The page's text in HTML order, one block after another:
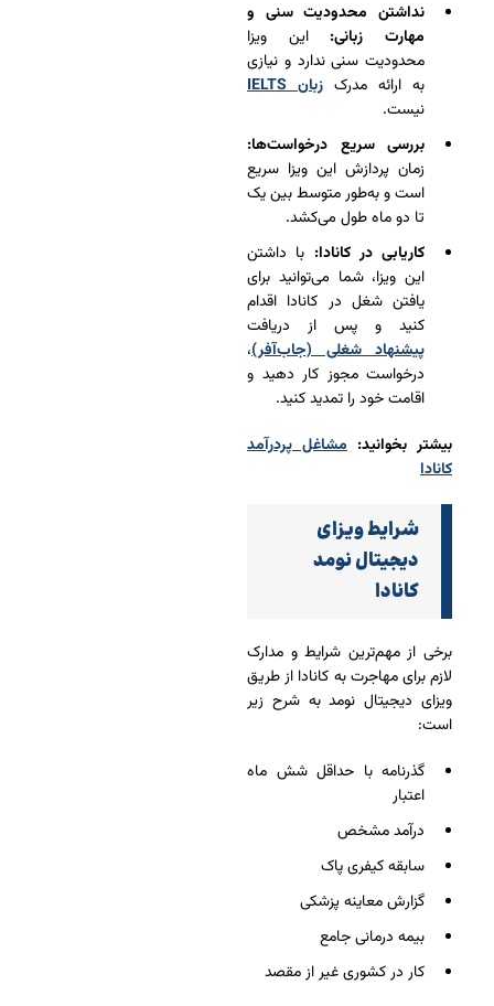
نداشتن محدودیت سنی و
مهارت زبانی: این ویزا
محدودیت سنی ندارد و نیازی
به ارائه مدرک زبان IELTS
نیست.
بررسی سریع درخواست‌ها:
زمان پردازش این ویزا سریع
است و به‌طور متوسط بین یک
تا دو ماه طول می‌کشد.
کاریابی در کانادا: با داشتن
این ویزا، شما می‌توانید برای
یافتن شغل در کانادا اقدام
کنید و پس از دریافت
پیشنهاد شغلی (جاب‌آفر)،
درخواست مجوز کار دهید و
اقامت خود را تمدید کنید.
بیشتر بخوانید: مشاغل پردرآمد
کانادا
شرایط ویزای
دیجیتال نومد
کانادا
برخی از مهم‌ترین شرایط و مدارک
لازم برای مهاجرت به کانادا از طریق
ویزای دیجیتال نومد به شرح زیر
است:
گذرنامه با حداقل شش ماه
اعتبار
درآمد مشخص
سابقه کیفری پاک
گزارش معاینه پزشکی
بیمه درمانی جامع
کار در کشوری غیر از مقصد